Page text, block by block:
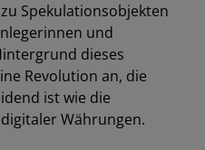
Spekulationsobjekten
und
dieses
Revolution an, die
ist wie die
Währungen.